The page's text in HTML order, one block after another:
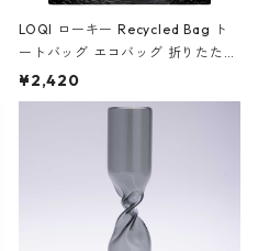
LOQI ローキー Recycled Bag ト
ートバッグ エコバッグ 折りたたみ
大きめ 撥水加工 収納ポーチ CRO
CODILE/Black クロコダイル/ブラ
¥2,420